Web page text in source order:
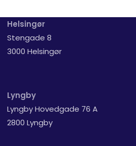
Helsingør
Stengade 8
3000 Helsingør
Lyngby
Lyngby Hovedgade 76 A
2800 Lyngby